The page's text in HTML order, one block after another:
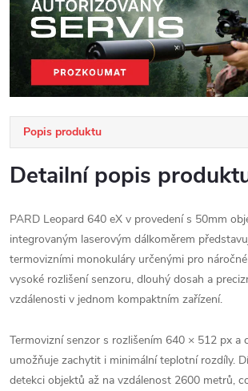
Popis produktu
Detailní popis
PARD Leopard 640 eX v provedení s 50mm
integrovaným laserovým dálkoměrem
termovizními monokuláry určenými pro
vysoké rozlišení senzoru, dlouhý dosah a
vzdálenosti v jednom kompaktním zařízení.
Termovizní senzor s rozlišením 640 × 512 px a
umožňuje zachytit i minimální teplotní rozdíly.
detekci objektů až na vzdálenost 2600 metrů,